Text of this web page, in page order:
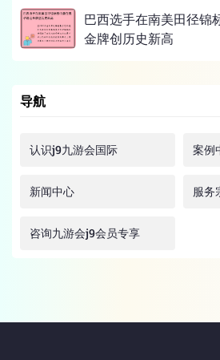
巴西选手在南美田径锦
金牌创历史新高
导航
认识j9九游会国际 案例
新闻中心 服务
咨询九游会j9会员专享